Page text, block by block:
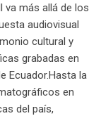
va más allá de los
audiovisual
cultural y
grabadas en
Ecuador.Hasta la
en
del país,